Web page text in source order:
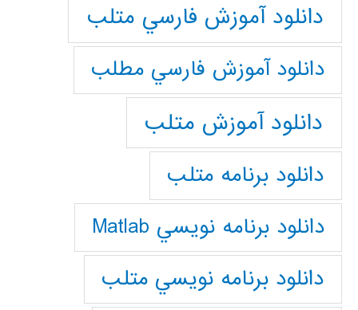
دانلود آموزش فارسي متلب
دانلود آموزش فارسي مطلب
دانلود آموزش متلب
دانلود برنامه متلب
دانلود برنامه نويسي Matlab
دانلود برنامه نويسي متلب